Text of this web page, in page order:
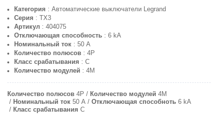
Категория : Автоматические выключатели Legrand
Серия : ТХ3
Артикул: 404075
Отключающая способность: 6 kA
Номинальный ток: 50 A
Количество полюсов: 4P
Класс срабатывания : C
Количество модулей : 4M
Количество полюсов 4P Количество модулей 4M
Номинальный ток 50 A Отключающая способноть 6 kA
Класс срабатывания C